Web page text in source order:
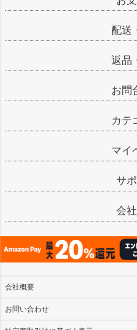
配送
返品
お問
カテ
マイ
サ
会
会社概要
お問い合わせ